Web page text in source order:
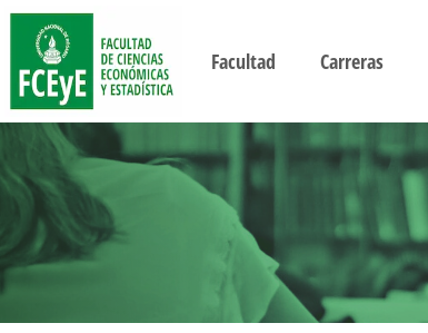
Facultad Carreras